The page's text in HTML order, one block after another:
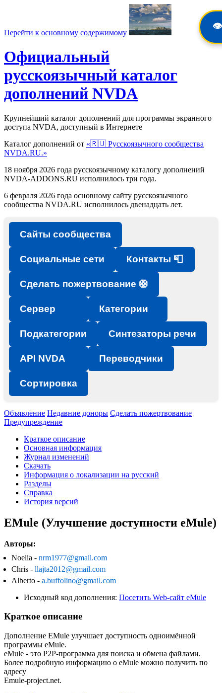
👁️
Перейти к основному содержимому
Официальный
русскоязычный каталог
дополнений NVDA
Крупнейший каталог дополнений для программы экранного
доступа NVDA, доступный в Интернете
Каталог дополнений от «🇷🇺 Русскоязычного сообщества
NVDA.RU.»
18 ноября 2026 года русскоязычному каталогу дополнений
NVDA-ADDONS.RU исполнилось три года.
6 февраля 2026 года основному сайту русскоязычного
сообщества NVDA.RU исполнилось двенадцать лет.
Сайты сообщества
Социальные сети Контакты 📮
Сделать пожертвование 🛟
Сервер Категории
Подкатегории Синтезаторы речи
API NVDA Переводчики
Сортировка
Объявление Недавние доноры Сделать пожертвование
Предупреждение
Краткое описание
Основная информация
Журнал изменений
Скачать
Информация о локализации на русский
Разделы
Справка
История версий
EMule (Улучшение доступности eMule)
Авторы:
Noelia - nrm1977@gmail.com
Chris - llajta2012@gmail.com
Alberto - a.buffolino@gmail.com
Исходный код дополнения: Посетить Web-сайт eMule
Краткое описание
Дополнение EMule улучшает доступность одноимённой
программы eMule.
eMule - это P2P-программа для поиска и обмена файлами.
Более подробную информацию о eMule можно получить по
адресу
Emule-project.net.